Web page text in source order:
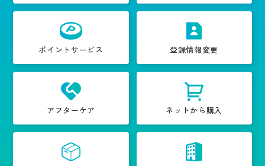
ポイントサービス 登録情報変更
アフターケア ネットから購入